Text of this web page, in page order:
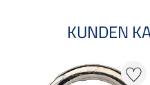
KUNDEN